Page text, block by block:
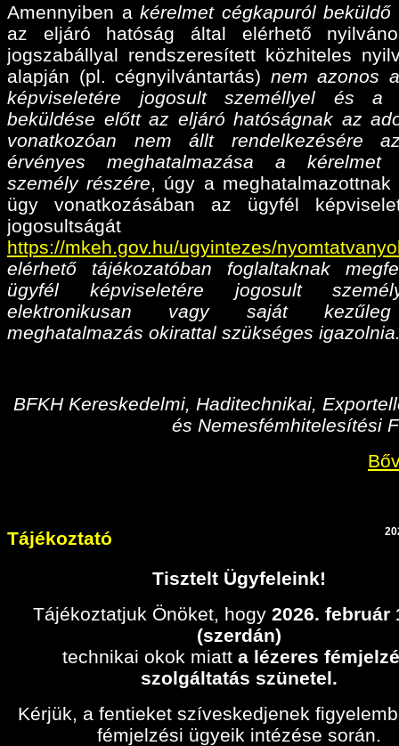
Amennyiben akérelmet cégkapuról beküldő
az eljáró hatóság által elérhető
jogszabállyal rendszeresített közhiteles
alapján (pl. cégnyilvántartás) nem azonos
képviseletére jogosult személlyel és a
beküldése előtt az eljáró hatóságnak az
vonatkozóan nem állt rendelkezésére
érvényes meghatalmazása
a kérelmet
személy részére, úgy a meghatalmazottnak
ügy vonatkozásában az ügyfél
https://mkeh.gov.hu/ugyintezes/
elérhető tájékozatóban foglaltaknak
ügyfél képviseletére jogosult
elektronikusan vagy saját
meghatalmazás okirattal szükséges
BFKH Kereskedelmi, Haditechnikai,
és Nemesfémhitelesítési
Tájékoztató
Tisztelt Ügyfeleink!
Tájékoztatjuk Önöket, hogy 2026. február
(szerdán)
technikai okok miatt a lézeres
szolgáltatás szünetel.
Kérjük, a fentieket szíveskedjenek
fémjelzési ügyeik intézése során.